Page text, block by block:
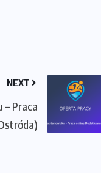
NEXT
– Praca